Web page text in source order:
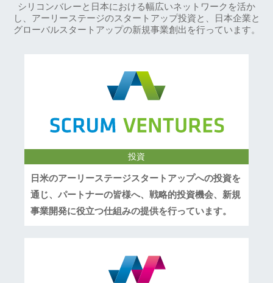
シリコンバレーと日本における幅広いネットワークを活か
し、アーリーステージのスタートアップ投資と、日本企業と
グローバルスタートアップの新規事業創出を行っています。
投資
日米のアーリーステージスタートアップへの投資を
通じ、パートナーの皆様へ、戦略的投資機会、新規
事業開発に役立つ仕組みの提供を行っています。